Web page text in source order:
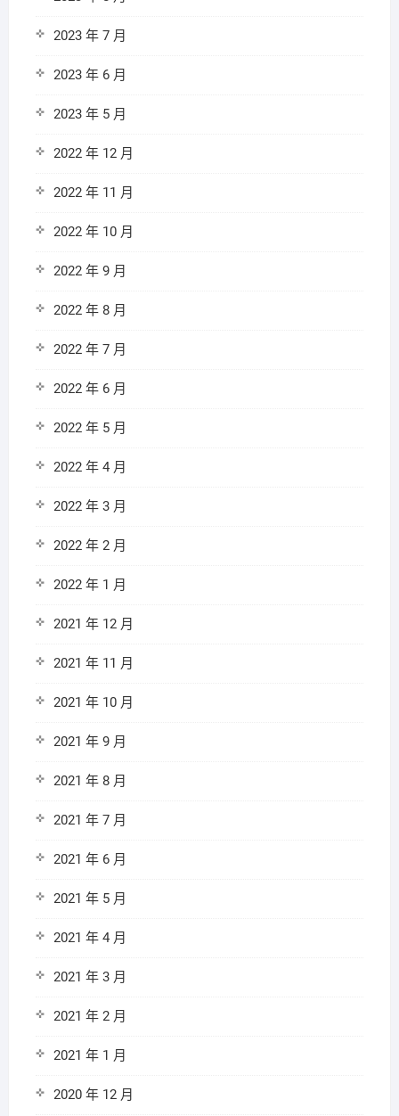
2023 年 7 月
2023 年 6 月
2023 年 5 月
2022 年 12 月
2022 年 11 月
2022 年 10 月
2022 年 9 月
2022 年 8 月
2022 年 7 月
2022 年 6 月
2022 年 5 月
2022 年 4 月
2022 年 3 月
2022 年 2 月
2022 年 1 月
2021 年 12 月
2021 年 11 月
2021 年 10 月
2021 年 9 月
2021 年 8 月
2021 年 7 月
2021 年 6 月
2021 年 5 月
2021 年 4 月
2021 年 3 月
2021 年 2 月
2021 年 1 月
2020 年 12 月